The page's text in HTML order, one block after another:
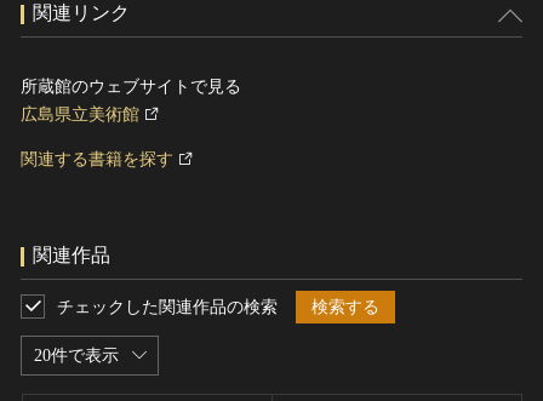
関連リンク
所蔵館のウェブサイトで見る
広島県立美術館
関連する書籍を探す
関連作品
20件で表示
チェックした関連作品の検索 検索する